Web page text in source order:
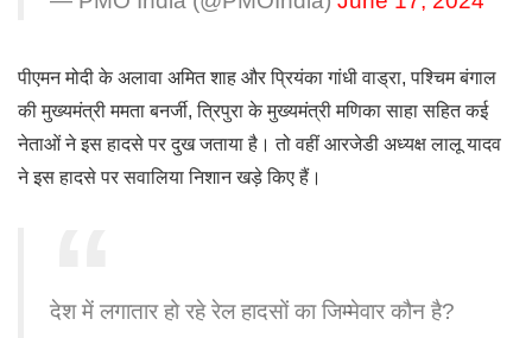
पीएमन मोदी के अलावा अमित शाह और प्रियंका गांधी वाड्रा, पश्चिम बंगाल
की मुख्यमंत्री ममता बनर्जी, त्रिपुरा के मुख्यमंत्री मणिका साहा सहित कई
नेताओं ने इस हादसे पर दुख जताया है। तो वहीं आरजेडी अध्यक्ष लालू यादव
ने इस हादसे पर सवालिया निशान खड़े किए हैं।
देश में लगातार हो रहे रेल हादसों का जिम्मेवार कौन है?